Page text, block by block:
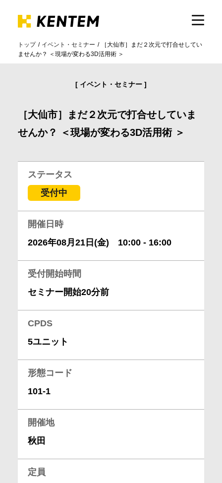
製品・サービス
導入事例
サポート
イベント・セミナー
採用情報
資料請求
サイト内検索
トップ イベント・セミナー
［大仙市］まだ２次元で打合せしてい
ませんか？ ＜現場が変わる3D活用術 ＞
イベント・セミナー
［大仙市］まだ２次元で打合せしていま
せんか？ ＜現場が変わる3D活用術 ＞
ステータス
受付中
開催日時
2026年08月21日(金) 10:00 - 16:00
受付開始時間
セミナー開始20分前
CPDS
5ユニット
形態コード
101-1
開催地
秋田
定員